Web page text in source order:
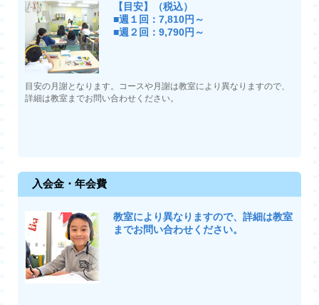
【目安】（税込）
■週１回：7,810円～
■週２回：9,790円～
目安の月謝となります。コースや月謝は教室により異なりますので、
詳細は教室までお問い合わせください。
入会金・年会費
教室により異なりますので、詳細は教室
までお問い合わせください。